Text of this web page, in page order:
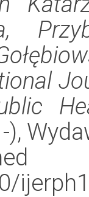
),